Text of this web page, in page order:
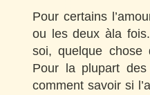
Pour certains
ou les deux àla
soi, quelque chose
Pour la plupart des
comment savoir si